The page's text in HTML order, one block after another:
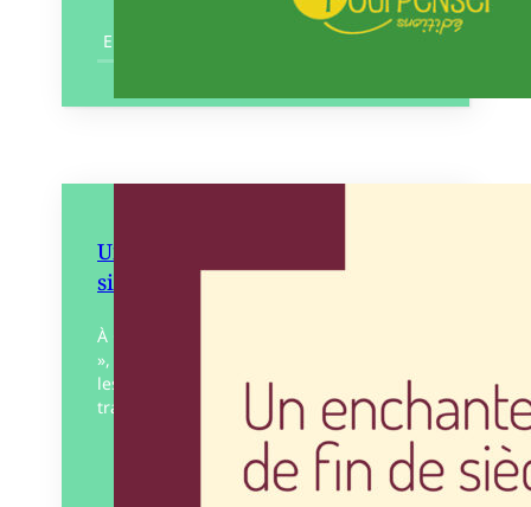
En savoir plus
Un enchantement de fin de
siècle
À Cuba, au cours de la « période spéciale
», Esteban, 35 ans, fonctionnaire, croise
les jeunes Laura et Olaf, dont la
trajectoire évolue en même temps que…
Gephyre